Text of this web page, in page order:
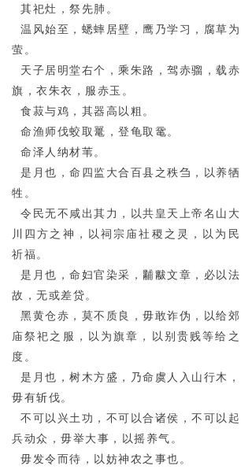
其祀灶，祭先肺。
温风始至，蟋蟀居壁，鹰乃学习，腐草为
萤。
天子居明堂右个，乘朱路，驾赤骝，载赤
旗，衣朱衣，服赤玉。
食菽与鸡，其器高以粗。
命渔师伐蛟取鼍，登龟取鼋。
命泽人纳材苇。
是月也，命四监大合百县之秩刍，以养牺
牲。
令民无不咸出其力，以共皇天上帝名山大
川四方之神，以祠宗庙社稷之灵，以为民
祈福。
是月也，命妇官染采，黼黻文章，必以法
故，无或差贷。
黑黄仓赤，莫不质良，毋敢诈伪，以给郊
庙祭祀之服，以为旗章，以别贵贱等给之
度。
是月也，树木方盛，乃命虞人入山行木，
毋有斩伐。
不可以兴土功，不可以合诸侯，不可以起
兵动众，毋举大事，以摇养气。
毋发令而待，以妨神农之事也。